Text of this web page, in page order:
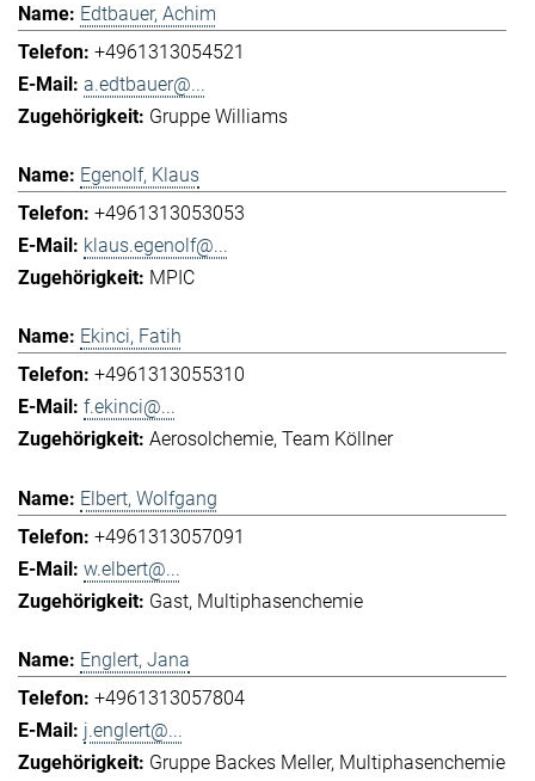
Edtbauer, Achim
+4961313054521
a.edtbauer@...
Gruppe Williams
Egenolf, Klaus
+4961313053053
klaus.egenolf@...
MPIC
Ekinci, Fatih
+4961313055310
f.ekinci@...
Aerosolchemie Team Köllner
Elbert, Wolfgang
+4961313057091
w.elbert@...
Gast Multiphasenchemie
Englert, Jana
+4961313057804
j.englert@...
Gruppe Backes Meller Multiphasenchemie